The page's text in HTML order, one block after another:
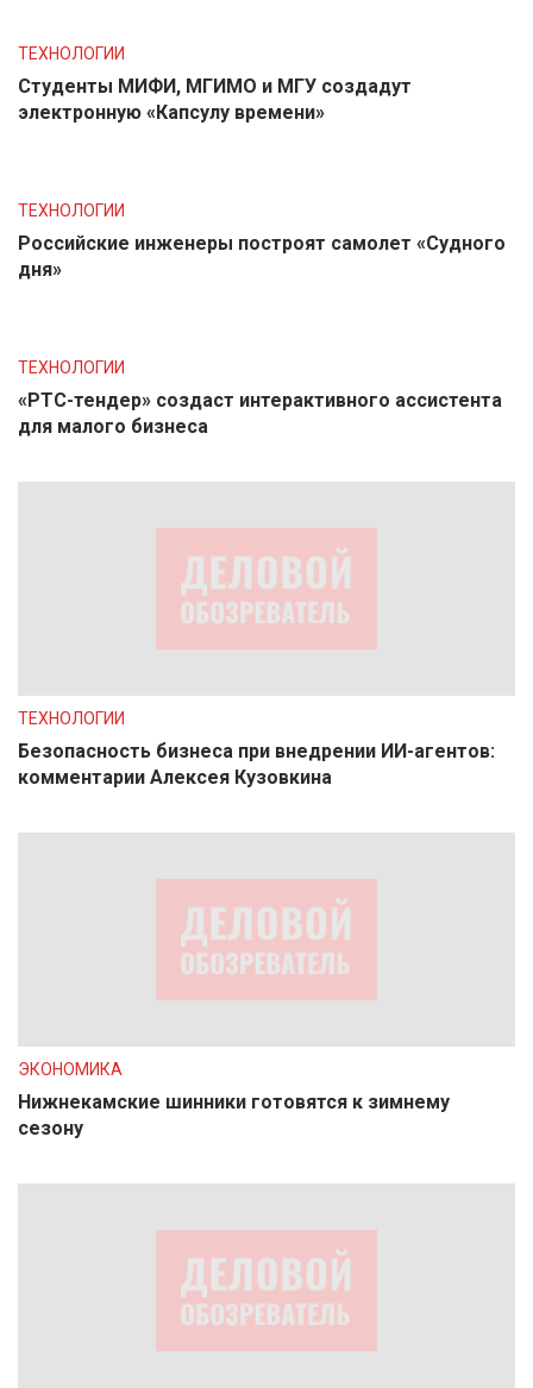
ТЕХНОЛОГИИ
Студенты МИФИ, МГИМО и МГУ создадут
электронную «Капсулу времени»
ТЕХНОЛОГИИ
Российские инженеры построят самолет «Судного
дня»
ТЕХНОЛОГИИ
«РТС-тендер» создаст интерактивного ассистента
для малого бизнеса
ТЕХНОЛОГИИ
Безопасность бизнеса при внедрении ИИ-агентов:
комментарии Алексея Кузовкина
ЭКОНОМИКА
Нижнекамские шинники готовятся к зимнему
сезону